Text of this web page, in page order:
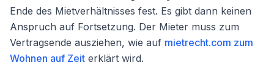
Ende des Mietverhältnisses fest. Es gibt dann keinen
Anspruch auf Fortsetzung. Der Mieter muss zum
Vertragsende ausziehen, wie auf mietrecht.com zum
Wohnen auf Zeit erklärt wird.